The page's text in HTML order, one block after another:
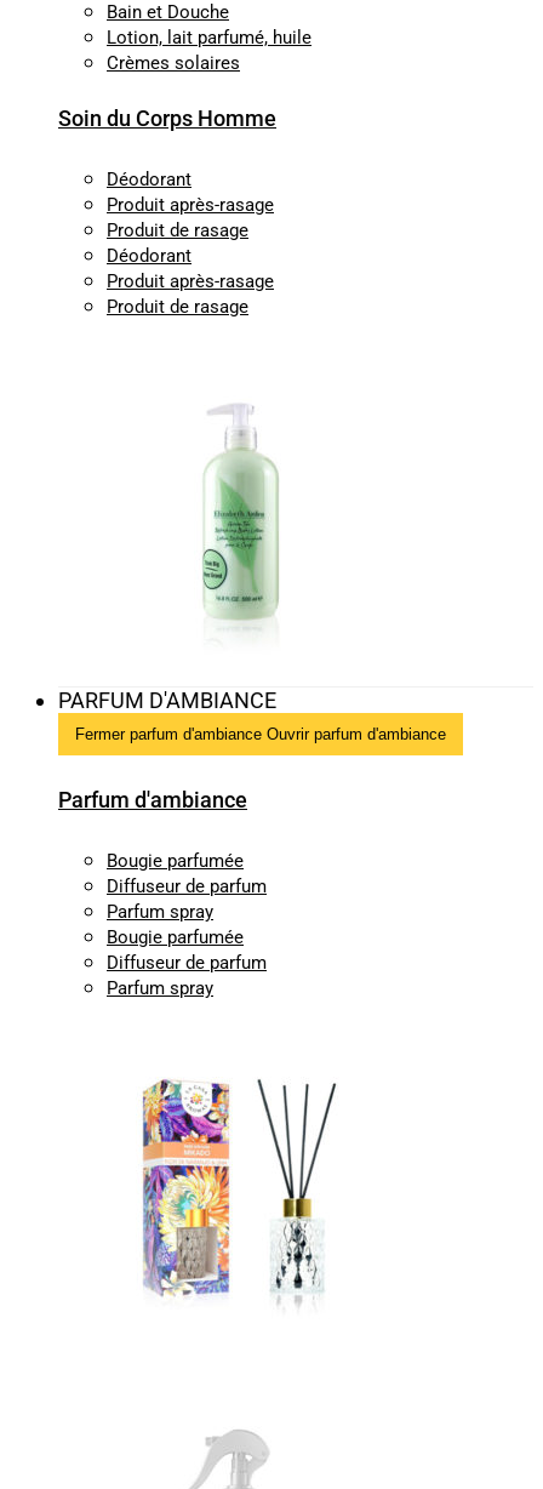
Bain et Douche
Lotion, lait parfumé, huile
Crèmes solaires
Soin du Corps Homme
Déodorant
Produit après-rasage
Produit de rasage
Déodorant
Produit après-rasage
Produit de rasage
PARFUM D'AMBIANCE
Fermer parfum d'ambiance Ouvrir parfum d'ambiance
Parfum d'ambiance
Bougie parfumée
Diffuseur de parfum
Parfum spray
Bougie parfumée
Diffuseur de parfum
Parfum spray